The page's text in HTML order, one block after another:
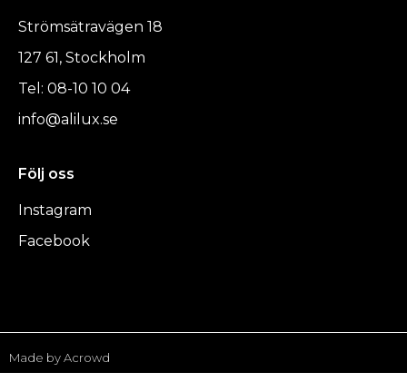
Strömsätravägen 18
127 61, Stockholm
Tel: 08-10 10 04
info@alilux.se
Följ oss
Instagram
Facebook
Made by Acrowd